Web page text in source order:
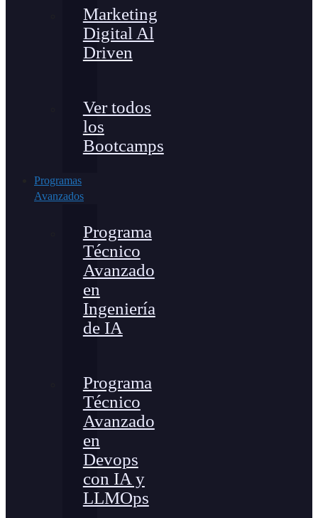
Marketing
Digital Al
Driven
Ver todos
los
Bootcamps
Programas
Avanzados
Programa
Técnico
Avanzado
en
Ingeniería
de IA
Programa
Técnico
Avanzado
en
Devops
con IA y
LLMOps